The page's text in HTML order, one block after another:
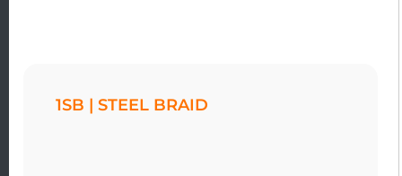
1SB | STEEL BRAID